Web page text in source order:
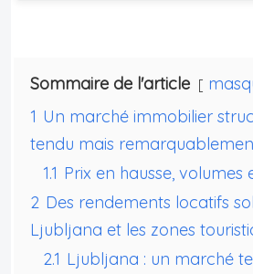
Sommaire de l'article
1 Un marché immobilier
tendu mais
1.1 Prix en hausse, volumes
2 Des rendements locatifs
Ljubljana et les zones
2.1 Ljubljana : un marché